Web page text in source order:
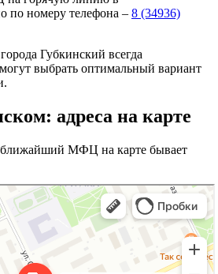
по номеру телефона – 8 (34936)
Губкинский всегда
выбрать оптимальный вариант
адреса на карте
МФЦ на карте бывает